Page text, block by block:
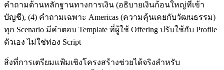
คำถามด้านหลักฐานทางการเงิน (อธิบายเงินก้อนใหญ่ที่เข้า
บัญชี), (4) คำถามเฉพาะ Americas (ความคุ้นเคยกับวัฒนธรรม)
ทุก Scenario มีคำตอบ Template ที่ผู้ใช้ Offering ปรับใช้กับ Profile
ตัวเอง ไม่ใช่ท่อง Script
สิ่งที่การเตรียมแฟ้มเชิงโครงสร้างช่วยได้จริงสำหรับ